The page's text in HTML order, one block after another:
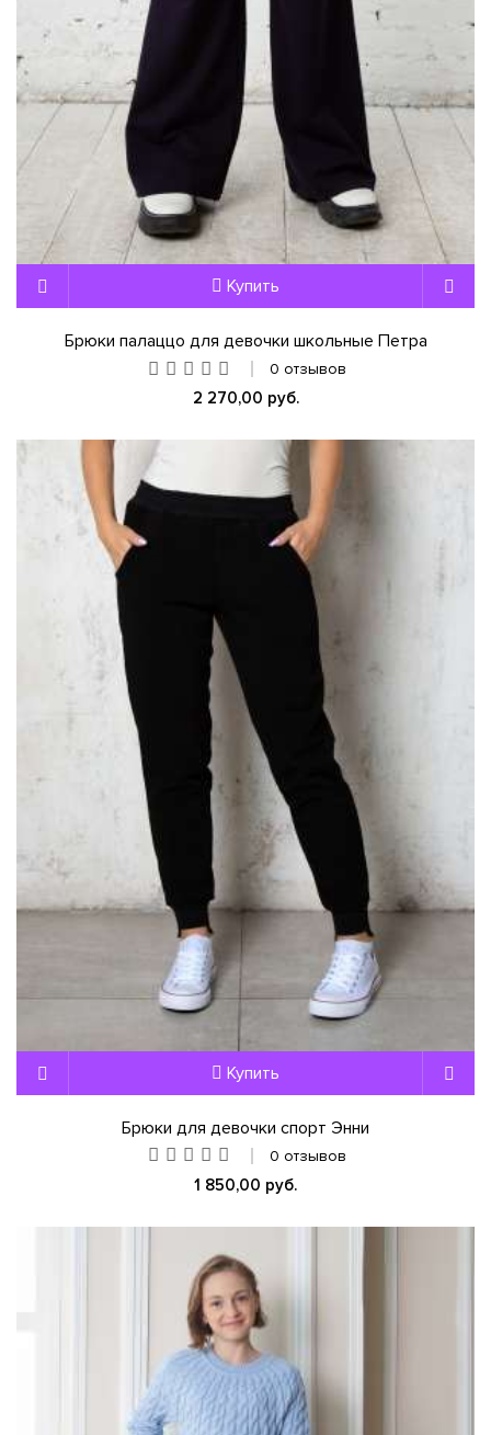
Купить
Брюки палаццо для девочки школьные Петра
0 отзывов
2 270,00 руб.
Купить
Брюки для девочки спорт Энни
0 отзывов
1 850,00 руб.